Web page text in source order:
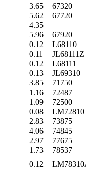
3.65
67320
5.62
67720
4.35
5.96
67920
0.12
L68110
0.11
JL68111Z
0.12
L68111
0.13
JL69310
3.85
71750
1.16
72487
1.09
72500
0.08
LM72810
2.83
73875
4.06
74845
2.97
77675
1.73
78537
0.12